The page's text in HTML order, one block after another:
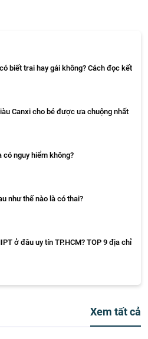
biết trai hay gái không? Cách đọc kết
Canxi cho bé được ưa chuộng nhất
nguy hiểm không?
như thế nào là có thai?
ở đâu uy tín TP.HCM? TOP 9 địa chỉ
Xem tất cả